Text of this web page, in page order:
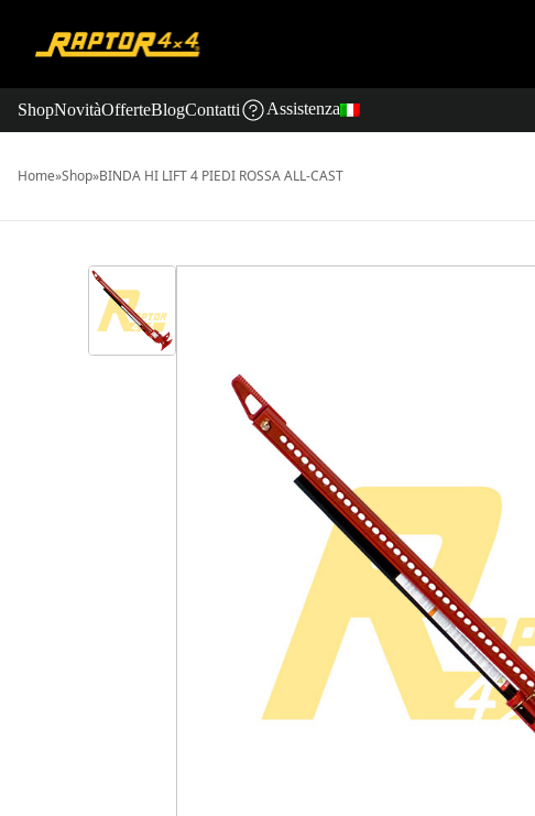
ShopNovitàOfferteBlogContatti Assistenza
Home»Shop»BINDA HI LIFT 4 PIEDI ROSSA ALL-CAST